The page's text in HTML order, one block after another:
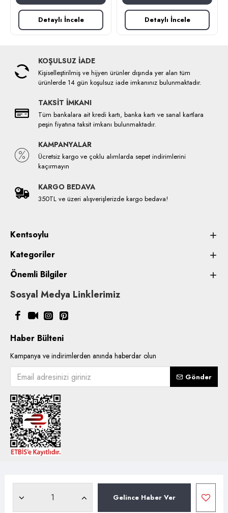
Gelince Haber Ver
Detaylı İncele Detaylı İncele
KOŞULSUZ İADE
Kişiselleştirilmiş ve hijyen ürünler dışında yer alan tüm
ürünlerde 14 gün koşulsuz iade imkanınız bulunmaktadır.
TAKSİT İMKANI
Tüm bankalara ait kredi kartı, banka kartı ve sanal kartlara
peşin fiyatına taksit imkanı bulunmaktadır.
KAMPANYALAR
Ücretsiz kargo ve çoklu alımlarda sepet indirimlerini
kaçırmayın
KARGO BEDAVA
350TL ve üzeri alışverişlerizde kargo bedava!
Kentsoylu
Kategoriler
Önemli Bilgiler
Sosyal Medya Linklerimiz
Haber Bülteni
Kampanya ve indirimlerden anında haberdar olun
Gönder